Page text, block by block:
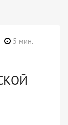
5 мин.